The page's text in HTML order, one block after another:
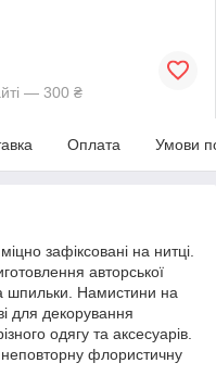
— 300 ₴
Оплата Умови
зафіксовані на нитці.
авторської
шпильки. Намистини на
для декорування
одягу та аксесуарів.
флористичну